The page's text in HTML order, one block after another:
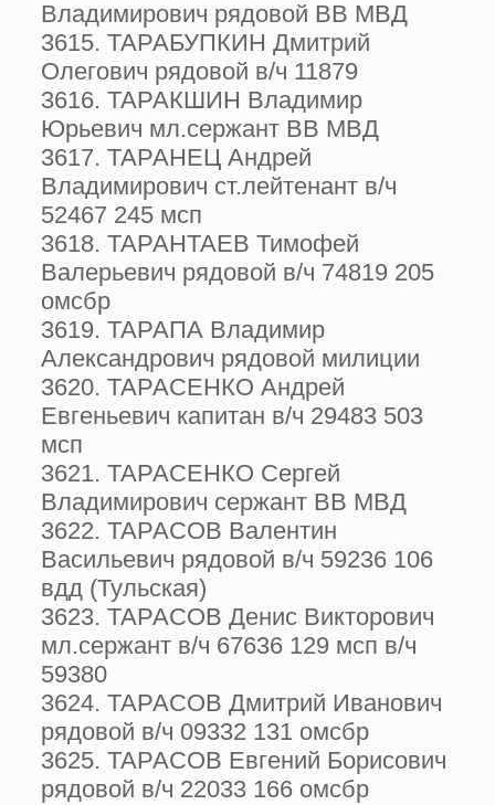
Владимирович рядовой ВВ МВД
3615. ТАРАБУПКИН Дмитрий
Олегович рядовой в/ч 11879
3616. ТАРАКШИН Владимир
Юрьевич мл.сержант ВВ МВД
3617. ТАРАНЕЦ Андрей
Владимирович ст.лейтенант в/ч
52467 245 мсп
3618. ТАРАНТАЕВ Тимофей
Валерьевич рядовой в/ч 74819 205
омсбр
3619. ТАРАПА Владимир
Александрович рядовой милиции
3620. ТАРАСЕНКО Андрей
Евгеньевич капитан в/ч 29483 503
мсп
3621. ТАРАСЕНКО Сергей
Владимирович сержант ВВ МВД
3622. ТАРАСОВ Валентин
Васильевич рядовой в/ч 59236 106
вдд (Тульская)
3623. ТАРАСОВ Денис Викторович
мл.сержант в/ч 67636 129 мсп в/ч
59380
3624. ТАРАСОВ Дмитрий Иванович
рядовой в/ч 09332 131 омсбр
3625. ТАРАСОВ Евгений Борисович
рядовой в/ч 22033 166 омсбр